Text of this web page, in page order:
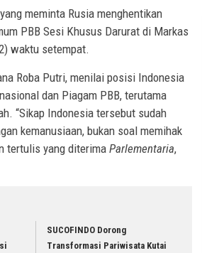
meminta Rusia menghentikan
PBB Sesi Khusus Darurat di Markas
waktu setempat.
Roba Putri, menilai posisi Indonesia
dan Piagam PBB, terutama
“Sikap Indonesia tersebut sudah
kemanusiaan, bukan soal memihak
tertulis yang diterima Parlementaria,
SUCOFINDO Dorong
Transformasi Pariwisata Kutai